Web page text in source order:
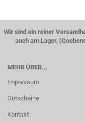
Wir sind ein reiner
auch am Lager,
MEHR ÜBER...
Impressum
Gutscheine
Kontakt